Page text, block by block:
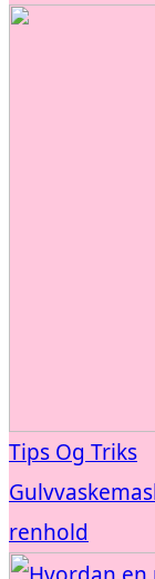
Tips Og Triks
renhold